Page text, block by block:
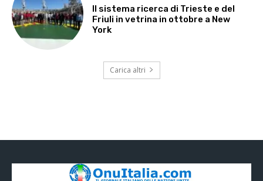
Il sistema ricerca di Trieste e del
Friuli in vetrina in ottobre a New
York
Carica altri